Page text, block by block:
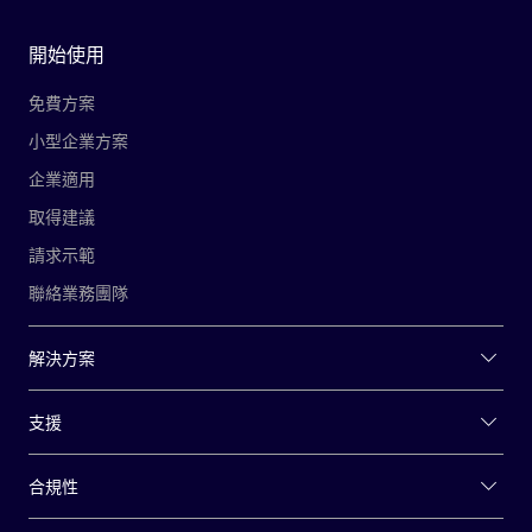
開始使用
免費方案
小型企業方案
企業適用
取得建議
請求示範
聯絡業務團隊
解決方案
支援
合規性